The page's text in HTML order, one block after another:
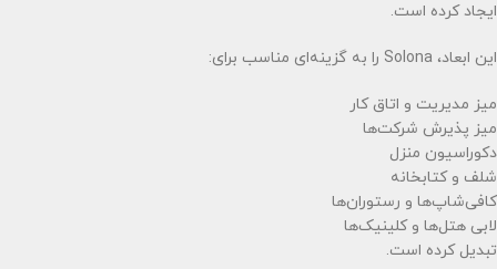
ایجاد کرده است.
این ابعاد، Solona را به گزینه‌ای مناسب برای:
میز مدیریت و اتاق کار
میز پذیرش شرکت‌ها
دکوراسیون منزل
شلف و کتابخانه
کافی‌شاپ‌ها و رستوران‌ها
لابی هتل‌ها و کلینیک‌ها
تبدیل کرده است.